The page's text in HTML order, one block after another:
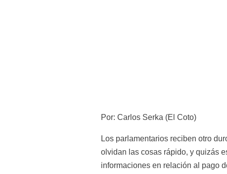
Por: Carlos Serka (El Coto)
Los parlamentarios reciben otro
olvidan las cosas rápido, y quizás
informaciones en relación al pago